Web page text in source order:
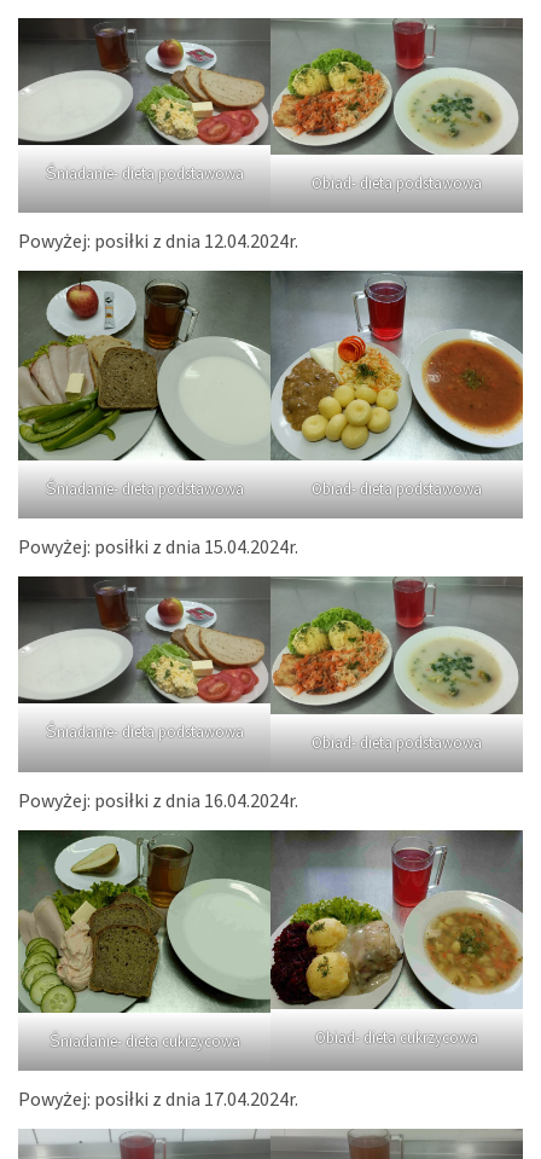
Śniadanie- dieta podstawowa Obiad- dieta podstawowa
Powyżej: posiłki z dnia 12.04.2024r.
Śniadanie- dieta podstawowa Obiad- dieta podstawowa
Powyżej: posiłki z dnia 15.04.2024r.
Śniadanie- dieta podstawowa Obiad- dieta podstawowa
Powyżej: posiłki z dnia 16.04.2024r.
Śniadanie- dieta cukrzycowa Obiad- dieta cukrzycowa
Powyżej: posiłki z dnia 17.04.2024r.